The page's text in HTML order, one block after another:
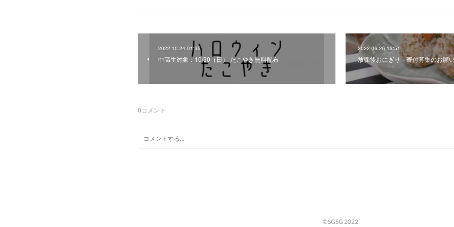
2022.10.24 01:35
中高生対象：10/30（日） たこやき無料配布
2022.06.26 13:51
放課後おにぎり―寄付募集のお願
0コメント
©SGSG 2022